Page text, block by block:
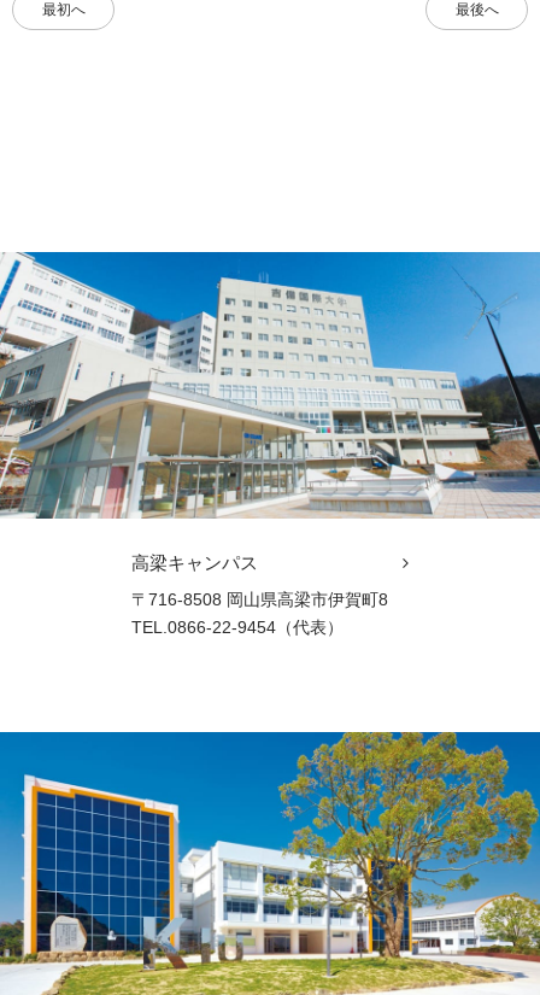
最初へ 最後へ
高梁キャンパス
〒716-8508 岡山県高梁市伊賀町8
TEL.0866-22-9454（代表）